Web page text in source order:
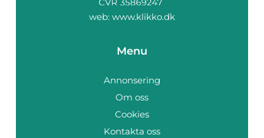
web: www.klikko.dk
Menu
Annonsering
Om oss
Cookies
Kontakta oss